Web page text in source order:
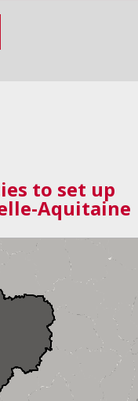
to set up
Aquitaine